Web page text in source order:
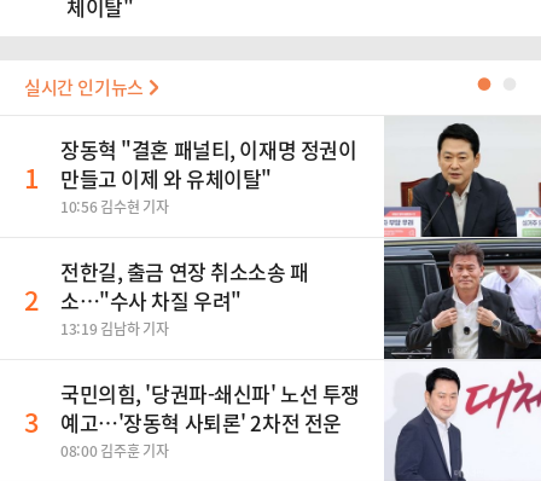
체이탈"
실시간 인기뉴스 ●
1
장동혁 "결혼 패널티, 이재명 정권이
만들고 이제 와 유체이탈"
10:56 김수현 기자
2
전한길, 출금 연장 취소소송 패
소…"수사 차질 우려"
13:19 김남하 기자
3
국민의힘, '당권파-쇄신파' 노선 투쟁
예고…'장동혁 사퇴론' 2차전 전운
08:00 김주훈 기자